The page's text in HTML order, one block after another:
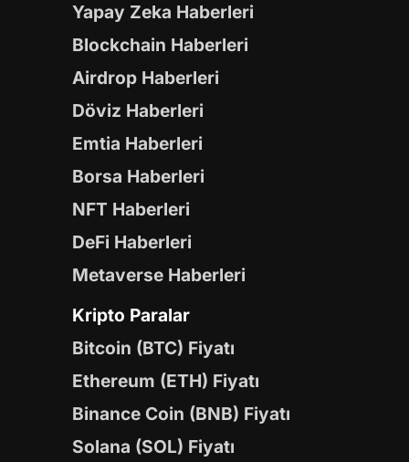
Yapay Zeka Haberleri
Blockchain Haberleri
Airdrop Haberleri
Döviz Haberleri
Emtia Haberleri
Borsa Haberleri
NFT Haberleri
DeFi Haberleri
Metaverse Haberleri
Kripto Paralar
Bitcoin (BTC) Fiyatı
Ethereum (ETH) Fiyatı
Binance Coin (BNB) Fiyatı
Solana (SOL) Fiyatı